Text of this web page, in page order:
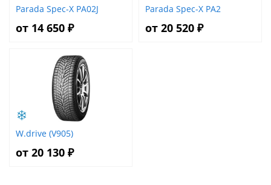
Parada Spec-X PA02J
от 14 650 ₽
Parada Spec-X PA2
от 20 520 ₽
W.drive (V905)
от 20 130 ₽